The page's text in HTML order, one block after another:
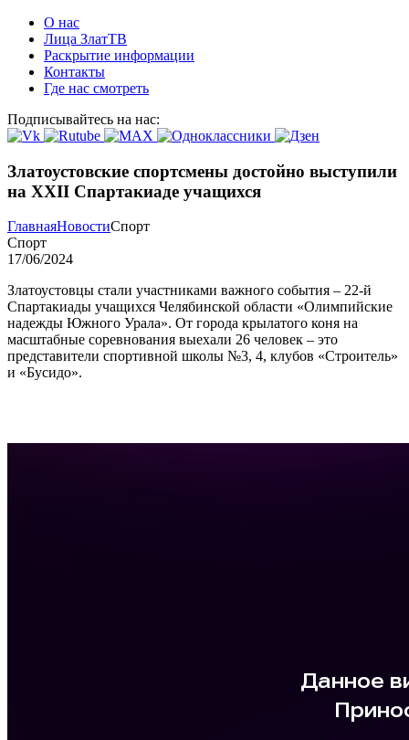
О нас
Лица ЗлатТВ
Раскрытие информации
Контакты
Где нас смотреть
Подписывайтесь на нас:
Златоустовские спортсмены достойно выступили
на XXII Спартакиаде учащихся
ГлавнаяНовостиСпорт
Спорт
17/06/2024
Златоустовцы стали участниками важного события – 22-й
Спартакиады учащихся Челябинской области «Олимпийские
надежды Южного Урала». От города крылатого коня на
масштабные соревнования выехали 26 человек – это
представители спортивной школы №3, 4, клубов «Строитель»
и «Бусидо».